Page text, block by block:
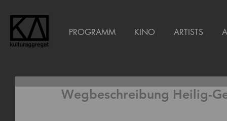
PROGRAMM KINO ARTISTS
Wegbeschreibung Heilig-